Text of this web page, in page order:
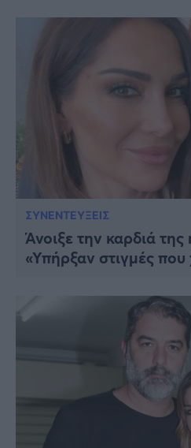
ΣΥΝΕΝΤΕΥΞΕΙΣ
Άνοιξε την καρδιά
«Υπήρξαν στιγμές